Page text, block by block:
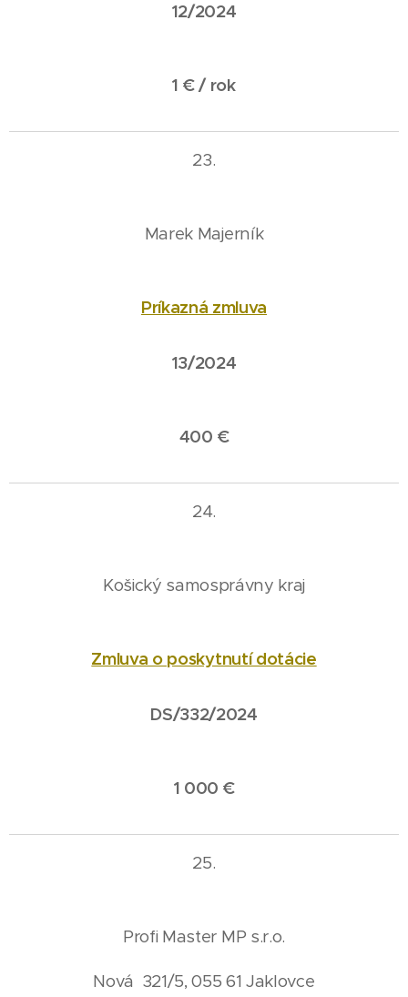
12/2024
1 € / rok
23.
Marek Majerník
Príkazná zmluva
13/2024
400 €
24.
Košický samosprávny kraj
Zmluva o poskytnutí dotácie
DS/332/2024
1 000 €
25.
Profi Master MP s.r.o.
Nová 321/5, 055 61 Jaklovce